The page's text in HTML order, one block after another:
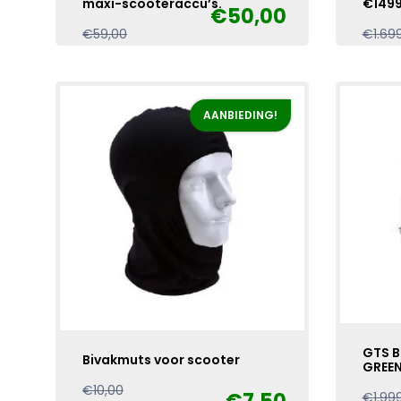
€59,00Oorspronkelijke
€50,00
Huidige
€
AANBIEDING!
Bivakmuts voor scooter
€10,00Oorspronkelijke
Huidige
GTS
€